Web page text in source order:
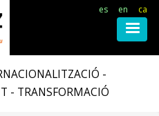
-
- TRANSFORMACIÓ
es en ca